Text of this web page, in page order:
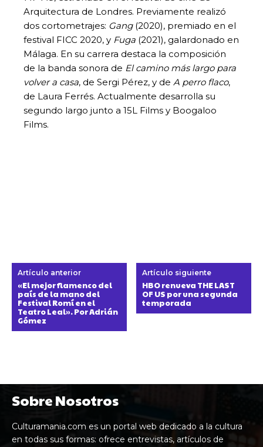
Arquitectura de Londres. Previamente realizó
dos cortometrajes: Gang(2020), premiado en el
festival FICC 2020, y Fuga (2021), galardonado en
Málaga. En su carrera destaca la composición
de la banda sonora de El camino más largo para
volver a casa, de Sergi Pérez, y de A perro flaco,
de Laura Ferrés. Actualmente desarrolla su
segundo largo junto a 15L Films y Boogaloo
Films.
Artículo anterior
«El mejor flamenco del
país de la mano del
Festival Romí en el
Teatro Leal». Por Adrián
Gómez
Artículo siguiente
HBO renueva THE LAST
OF US por una segunda
temporada
Sobre Nosotros
Culturamania.com es un portal web dedicado a la cultura
en todas sus formas: ofrece entrevistas, artículos de